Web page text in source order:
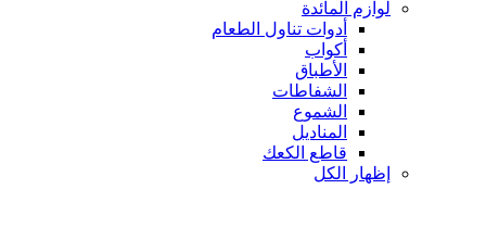
لوازم المائدة
أدوات تناول الطعام
أكواب
الأطباق
الشفاطات
الشموع
المناديل
قاطع الكعك
إظهار الكل